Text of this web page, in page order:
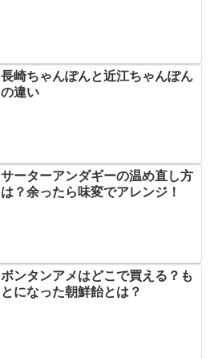
長崎ちゃんぽんと近江ちゃんぽん
の違い
サーターアンダギーの温め直し方
は？余ったら味変でアレンジ！
ボンタンアメはどこで買える？も
とになった朝鮮飴とは？